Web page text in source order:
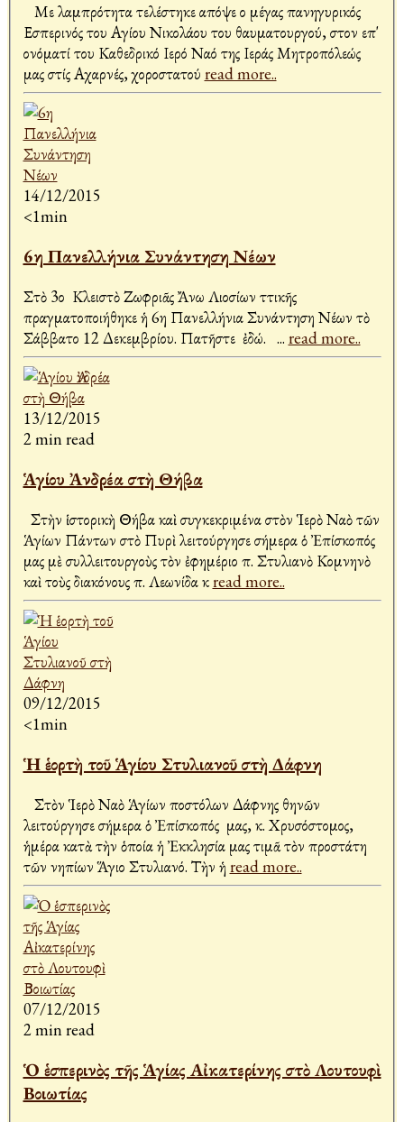
Με λαμπρότητα τελέστηκε απόψε ο μέγας πανηγυρικός
Εσπερινός του Αγίου Νικολάου του θαυματουργού, στον επ'
ονόματί του Καθεδρικό Ιερό Ναό της Ιεράς Μητροπόλεώς
μας στίς Αχαρνές, χοροστατού read more..
14/12/2015
<1min
6η Πανελλήνια Συνάντηση Νέων
Στὸ 3ο Κλειστὸ Ζωφριᾶς Ἄνω Λιοσίων Ἀττικῆς
πραγματοποιήθηκε ἡ 6η Πανελλήνια Συνάντηση Νέων τὸ
... read more..
13/12/2015
2 min read
Ἁγίου Ἀνδρέα στὴ Θήβα
Στὴν ἱστορικὴ Θήβα καὶ συγκεκριμένα στὸν Ἱερὸ Ναὸ τῶν
Ἁγίων Πάντων στὸ Πυρὶ λειτούργησε σήμερα ὁ Ἐπίσκοπός
μας μὲ συλλειτουργοὺς τὸν ἐφημέριο π. Στυλιανὸ Κομνηνὸ
καὶ τοὺς διακόνους π. Λεωνίδα κread more..
09/12/2015
<1min
Ἡ ἑορτὴ τοῦ Ἁγίου Στυλιανοῦ στὴ Δάφνη
Στὸν Ἱερὸ Ναὸ Ἁγίων Ἀποστόλων Δάφνης Ἀθηνῶν
λειτούργησε σήμερα ὁ Ἐπίσκοπός μας, κ. Χρυσόστομος,
ἡμέρα κατὰ τὴν ὁποία ἡ Ἐκκλησία μας τιμᾶ τὸν προστάτη
τῶν νηπίων Ἅγιο Στυλιανό. Τὴν ἡ read more..
07/12/2015
2 min read
Ὁ ἑσπερινὸς τῆς Ἁγίας Αἰκατερίνης στὸ Λουτουφὶ
Βοιωτίας